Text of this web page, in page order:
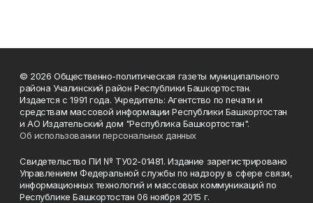
© 2026 Общественно-политическая газеты муниципального
района Учалинский район Республики Башкортостан.
Издается с 1991 года. Учредитель: Агентство по печати и
средствам массовой информации Республики Башкортостан
и АО Издательский дом "Республика Башкортостан".
Об использовании персональных данных
Свидетельство ПИ № ТУ02-01481. Издание зарегистрировано
Управлением Федеральной службы по надзору в сфере связи,
информационных технологий и массовых коммуникаций по
Республике Башкортостан 06 ноября 2015 г.